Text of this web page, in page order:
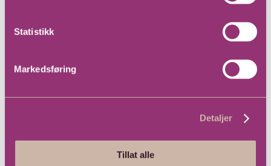
Statistikk
Markedsføring
Detaljer
Tillat alle